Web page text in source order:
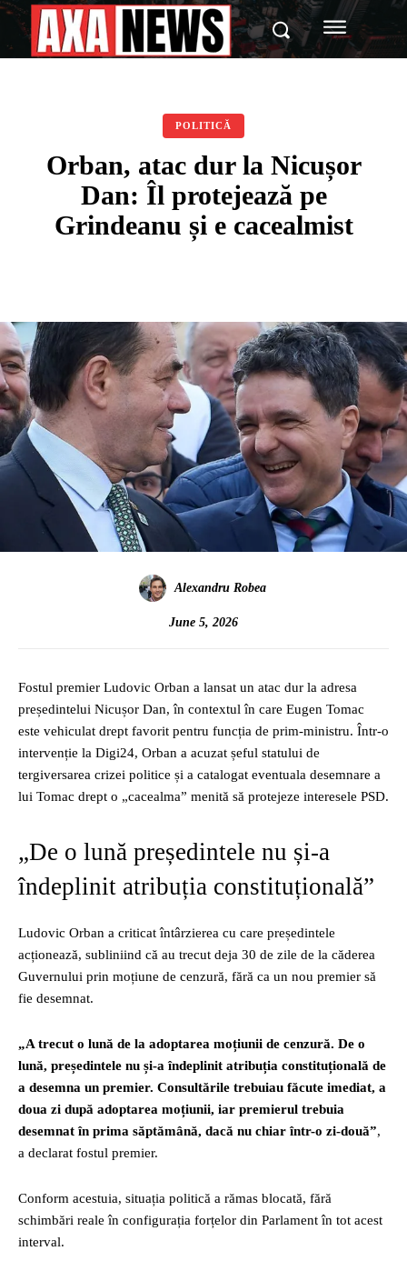
POLITICĂ
Orban, atac dur la Nicușor
Dan: Îl protejează pe
Grindeanu și e cacealmist
Alexandru Robea
June 5, 2026
Fostul premier Ludovic Orban a lansat un atac dur la adresa
președintelui Nicușor Dan, în contextul în care Eugen Tomac
este vehiculat drept favorit pentru funcția de prim-ministru. Într-o
intervenție la Digi24, Orban a acuzat șeful statului de
tergiversarea crizei politice și a catalogat eventuala desemnare a
lui Tomac drept o „cacealma” menită să protejeze interesele PSD.
„De o lună președintele nu și-a
îndeplinit atribuția constituțională”
Ludovic Orban a criticat întârzierea cu care președintele
acționează, subliniind că au trecut deja 30 de zile de la căderea
Guvernului prin moțiune de cenzură, fără ca un nou premier să
fie desemnat.
„A trecut o lună de la adoptarea moțiunii de cenzură. De o
lună, președintele nu și-a îndeplinit atribuția constituțională de
a desemna un premier. Consultările trebuiau făcute imediat, a
doua zi după adoptarea moțiunii, iar premierul trebuia
desemnat în prima săptămână, dacă nu chiar într-o zi-două”,
a declarat fostul premier.
Conform acestuia, situația politică a rămas blocată, fără
schimbări reale în configurația forțelor din Parlament în tot acest
interval.